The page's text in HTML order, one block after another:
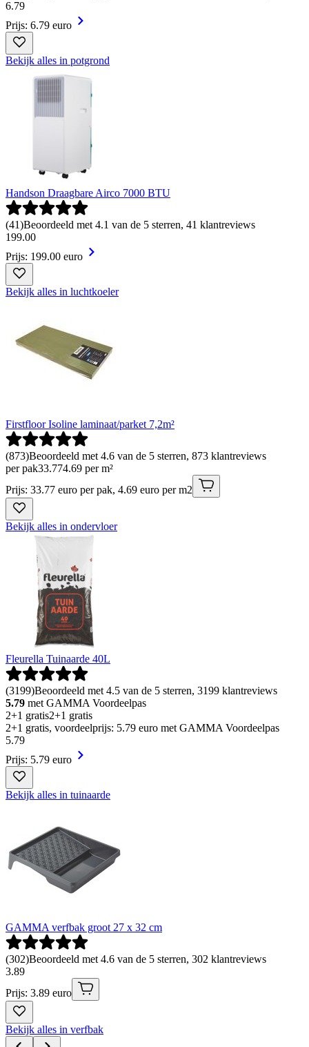
6.79
Prijs: 6.79 euro
Bekijk alles in potgrond
Handson Draagbare Airco 7000 BTU
(41)Beoordeeld met 4.1 van de 5 sterren, 41 klantreviews
199.00
Prijs: 199.00 euro
Bekijk alles in luchtkoeler
Firstfloor Isoline laminaat/parket 7,2m²
(873)Beoordeeld met 4.6 van de 5 sterren, 873 klantreviews
per pak33.774.69 per m²
Prijs: 33.77 euro per pak, 4.69 euro per m2
Bekijk alles in ondervloer
Fleurella Tuinaarde 40L
(3199)Beoordeeld met 4.5 van de 5 sterren, 3199 klantreviews
5.79 met GAMMA Voordeelpas
2+1 gratis2+1 gratis
2+1 gratis, voordeelprijs: 5.79 euro met GAMMA Voordeelpas
5.79
Prijs: 5.79 euro
Bekijk alles in tuinaarde
GAMMA verfbak groot 27 x 32 cm
(302)Beoordeeld met 4.6 van de 5 sterren, 302 klantreviews
3.89
Prijs: 3.89 euro
Bekijk alles in verfbak